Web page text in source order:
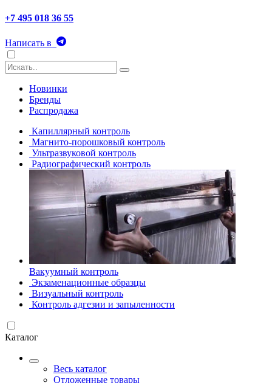
+7 495 018 36 55
Написать в
Новинки
Бренды
Распродажа
Капиллярный контроль
Магнито-порошковый контроль
Ультразвуковой контроль
Радиографический контроль
Вакуумный контроль
Экзаменационные образцы
Визуальный контроль
Контроль адгезии и запыленности
Каталог
Весь каталог
Отложенные товары